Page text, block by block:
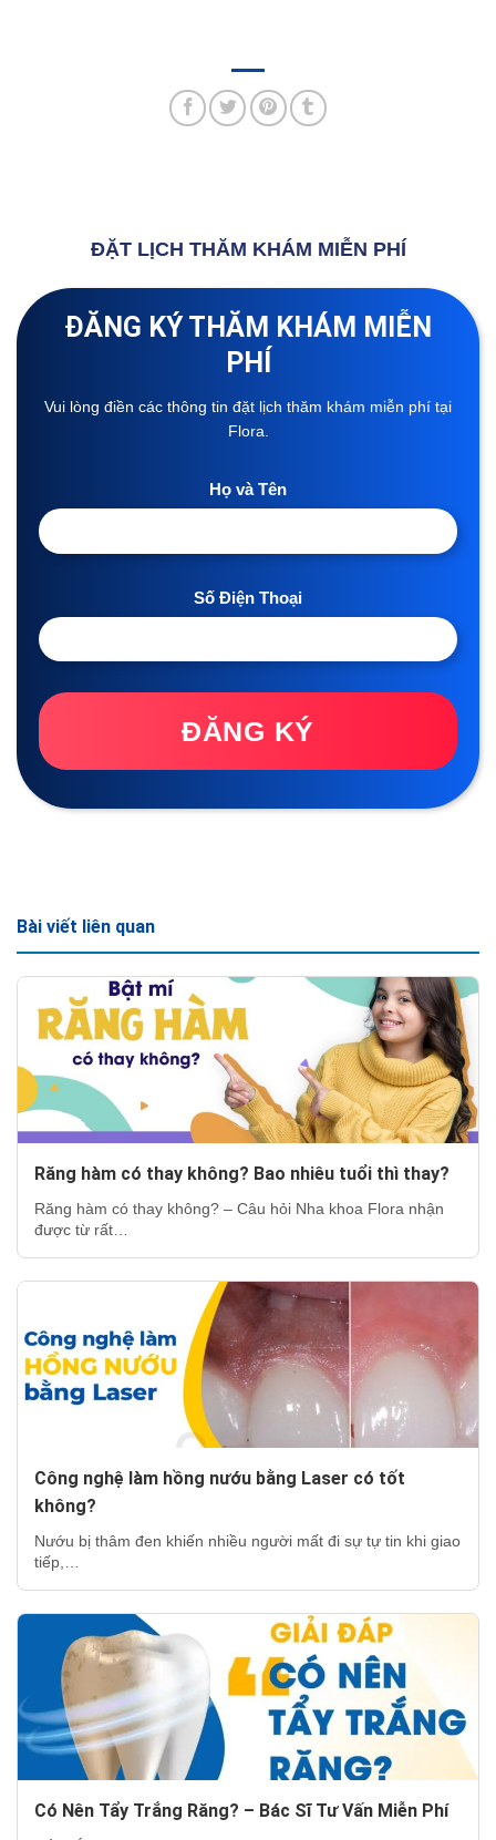
ĐẶT LỊCH THĂM KHÁM MIỄN PHÍ
ĐĂNG KÝ THĂM KHÁM MIỄN
PHÍ
Vui lòng điền các thông tin đặt lịch thăm khám miễn phí tại
Flora.
Họ và Tên
Số Điện Thoại
ĐĂNG KÝ
Bài viết liên quan
Răng hàm có thay không? Bao nhiêu tuổi thì thay?
Răng hàm có thay không? – Câu hỏi Nha khoa Flora nhận
được từ rất…
Công nghệ làm hồng nướu bằng Laser có tốt
không?
Nướu bị thâm đen khiến nhiều người mất đi sự tự tin khi giao
tiếp,…
Có Nên Tẩy Trắng Răng? – Bác Sĩ Tư Vấn Miễn Phí